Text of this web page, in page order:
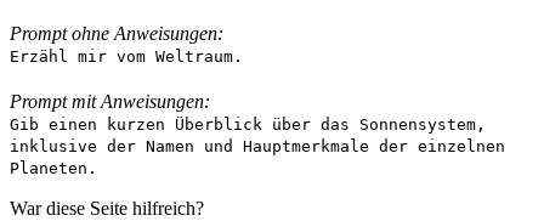
Prompt ohne Anweisungen:
Erzähl mir vom Weltraum.
Prompt mit Anweisungen:
Gib einen kurzen Überblick über das Sonnensystem,
inklusive der Namen und Hauptmerkmale der einzelnen
Planeten.
War diese Seite hilfreich?